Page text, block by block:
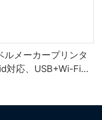
メーカープリンタ
対応、USB+Wi-Fi接